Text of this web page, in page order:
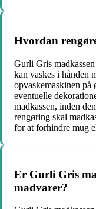
Hvordan
Gurli Gris
kan vaskes i hånden
opvaskemaskinen på
eventuelle
madkassen, inden
rengøring skal
for at forhindre mug
Er Gurli Gris
madvarer?